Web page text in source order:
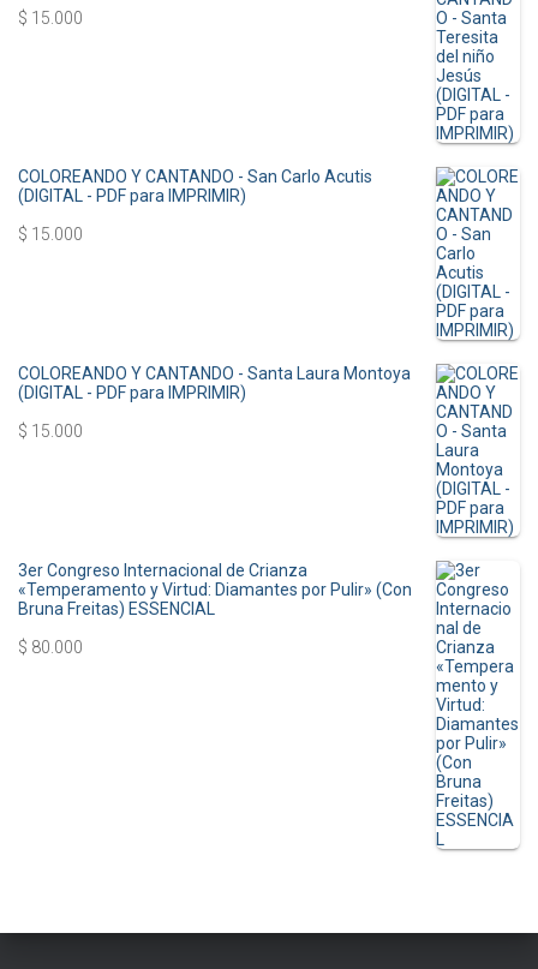
$ 15.000
COLOREANDO Y CANTANDO - San Carlo Acutis
(DIGITAL - PDF para IMPRIMIR)
$ 15.000
COLOREANDO Y CANTANDO - Santa Laura Montoya
(DIGITAL - PDF para IMPRIMIR)
$ 15.000
3er Congreso Internacional de Crianza
«Temperamento y Virtud: Diamantes por Pulir» (Con
Bruna Freitas) ESSENCIAL
$ 80.000